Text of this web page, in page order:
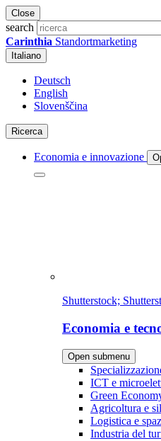
Close
search
Carinthia Standortmarketing
Italiano
Deutsch
English
Slovenščina
Ricerca
Economia e innovazione
Shutterstock;
Economia e
Open submenu
ICT e
Green
Agricoltura e
Logistica e
Industria del